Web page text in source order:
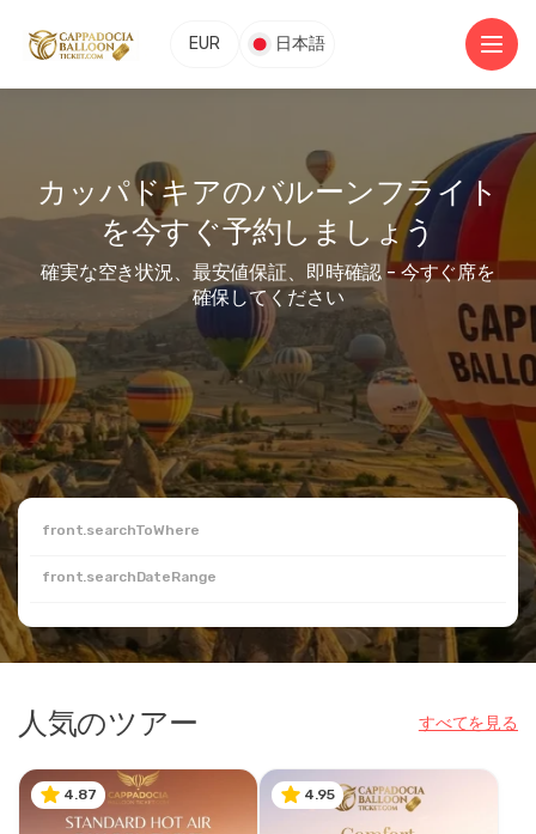
EUR 日本語
カッパドキアのバルーンフライト
を今すぐ予約しましょう
確実な空き状況、最安値保証、即時確認 - 今すぐ席を
確保してください
front.searchToWhere
front.searchDateRange
人気のツアー すべてを見る
4.87 4.95